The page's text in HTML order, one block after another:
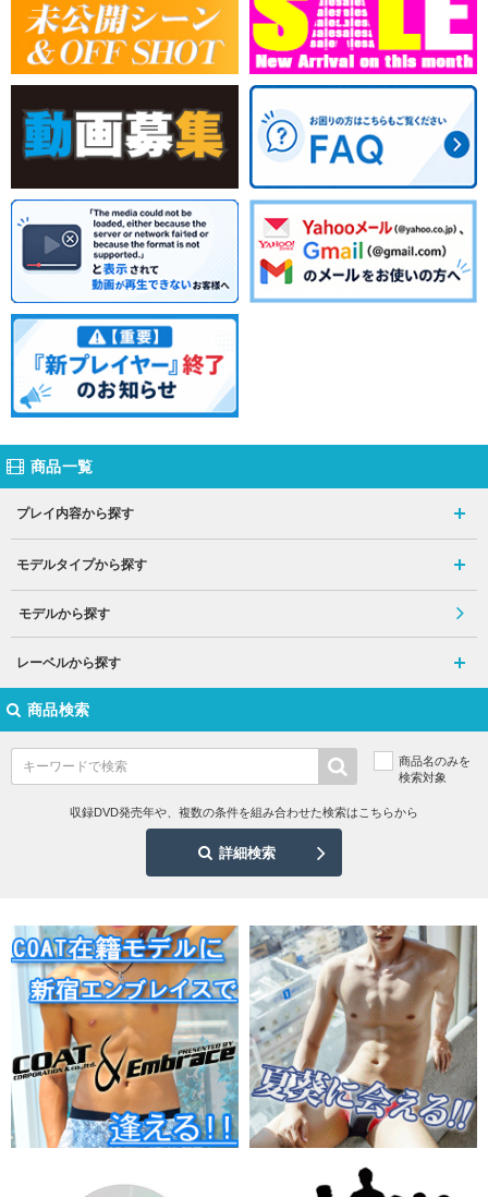
商品一覧
プレイ内容から探す
モデルタイプから探す
モデルから探す
レーベルから探す
商品検索
商品名のみを
検索対象
収録DVD発売年や、複数の条件を組み合わせた検索はこちらから
詳細検索